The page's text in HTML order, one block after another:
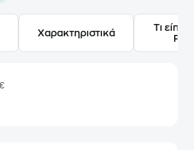
Χαρακτηριστικά
Τι